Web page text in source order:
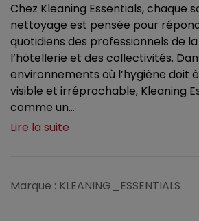
Chez Kleaning Essentials, chaque
nettoyage est pensée pour
quotidiens des professionnels de
l’hôtellerie et des collectivités.
environnements où l’hygiène doit
visible et irréprochable, Kleaning
comme un...
Lire la suite
Marque : KLEANING_ESSENTIALS